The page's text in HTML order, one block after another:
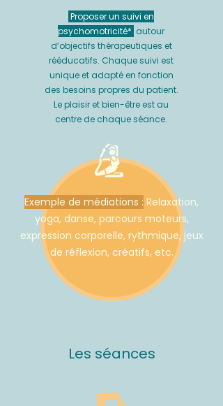
Proposer un suivi en
psychomotricité* autour
d’objectifs thérapeutiques et
rééducatifs. Chaque suivi est
unique et adapté en fonction
des besoins propres du patient.
Le plaisir et bien-être est au
centre de chaque séance.
Exemple de médiations : Relaxation,
yoga, danse, parcours moteurs,
expression corporelle, rythmique, jeux
de réflexion, créatifs, etc.
Les séances